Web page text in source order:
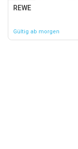
REWE
Gültig ab morgen